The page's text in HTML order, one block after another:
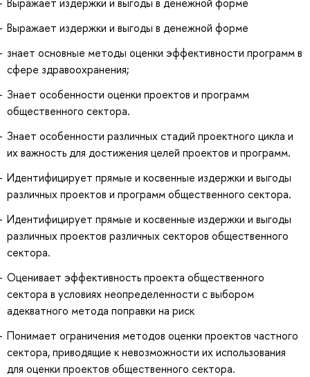
Выражает издержки и выгоды в денежной форме
знает основные методы оценки эффективности программ в
сфере здравоохранения;
Знает особенности оценки проектов и программ
общественного сектора.
Знает особенности различных стадий проектного цикла и
их важность для достижения целей проектов и программ.
Идентифицирует прямые и косвенные издержки и выгоды
различных проектов и программ общественного сектора.
Идентифицирует прямые и косвенные издержки и выгоды
различных проектов различных секторов общественного
сектора.
Оценивает эффективность проекта общественного
сектора в условиях неопределенности с выбором
адекватного метода поправки на риск
Понимает ограничения методов оценки проектов частного
сектора, приводящие к невозможности их использования
для оценки проектов общественного сектора.